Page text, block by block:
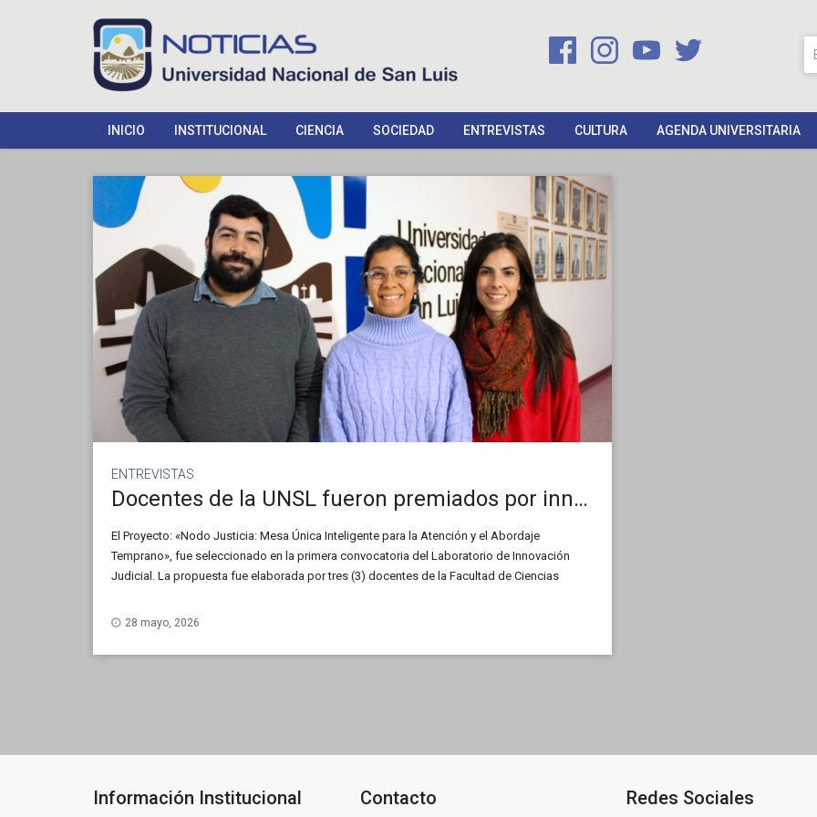
INICIO INSTITUCIONAL CIENCIA SOCIEDAD ENTREVISTAS CULTURA AGENDA UNIVERSITARIA
ENTREVISTAS
Docentes de la UNSL fueron premiados por innovar en el acceso a la justicia
El Proyecto: «Nodo Justicia: Mesa Única Inteligente para la Atención y el Abordaje
Temprano», fue seleccionado en la primera convocatoria del Laboratorio de Innovación
Judicial. La propuesta fue elaborada por tres (3) docentes de la Facultad de Ciencias
fortalecer el acceso a la justicia de sectores vulnerables y mejorar los procesos de
diálogo con Noticias UNSL, el Abg. Rodrigo Iglesias, integrante del equipo, nos cuenta más
28 mayo, 2026
Información Institucional Contacto Redes Sociales